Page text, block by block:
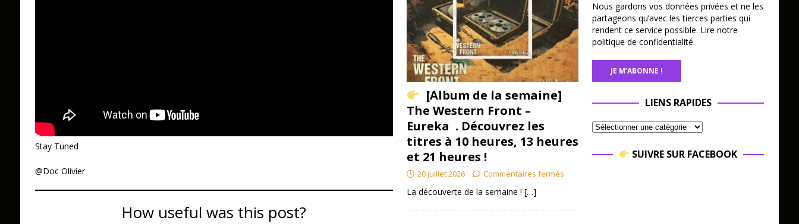
Stay Tuned
@Doc Olivier
How useful was this post?
[Album de la semaine]
The Western Front –
Eureka . Découvrez les
titres à 10 heures, 13 heures
et 21 heures !
20 juillet 2026 Commentaires fermés
La découverte de la semaine ! […]
Nous gardons vos données privées et ne les
partageons qu’avec les tierces parties qui
rendent ce service possible. Lire notre
politique de confidentialité.
LIENS RAPIDES
SUIVRE SUR FACEBOOK